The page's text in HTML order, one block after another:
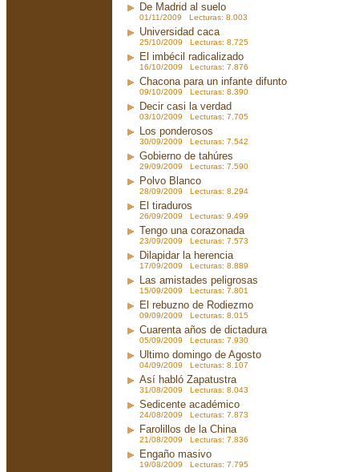
De Madrid al suelo
01/11/2009 Lecturas: 8.003
Universidad caca
25/10/2009 Lecturas: 8.725
El imbécil radicalizado
16/10/2009 Lecturas: 7.876
Chacona para un infante difunto
09/10/2009 Lecturas: 8.390
Decir casi la verdad
03/10/2009 Lecturas: 7.705
Los ponderosos
30/09/2009 Lecturas: 7.542
Gobierno de tahúres
29/09/2009 Lecturas: 7.590
Polvo Blanco
28/09/2009 Lecturas: 8.294
El tiraduros
26/09/2009 Lecturas: 9.499
Tengo una corazonada
23/09/2009 Lecturas: 7.573
Dilapidar la herencia
17/09/2009 Lecturas: 8.889
Las amistades peligrosas
15/09/2009 Lecturas: 7.801
El rebuzno de Rodiezmo
09/09/2009 Lecturas: 8.015
Cuarenta años de dictadura
05/09/2009 Lecturas: 7.930
Ultimo domingo de Agosto
04/09/2009 Lecturas: 8.107
Así habló Zapatustra
31/08/2009 Lecturas: 8.043
Sedicente académico
24/08/2009 Lecturas: 7.873
Farolillos de la China
21/08/2009 Lecturas: 7.836
Engaño masivo
19/08/2009 Lecturas: 7.795